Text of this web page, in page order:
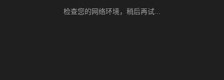
检查您的网络环境，稍后再试...